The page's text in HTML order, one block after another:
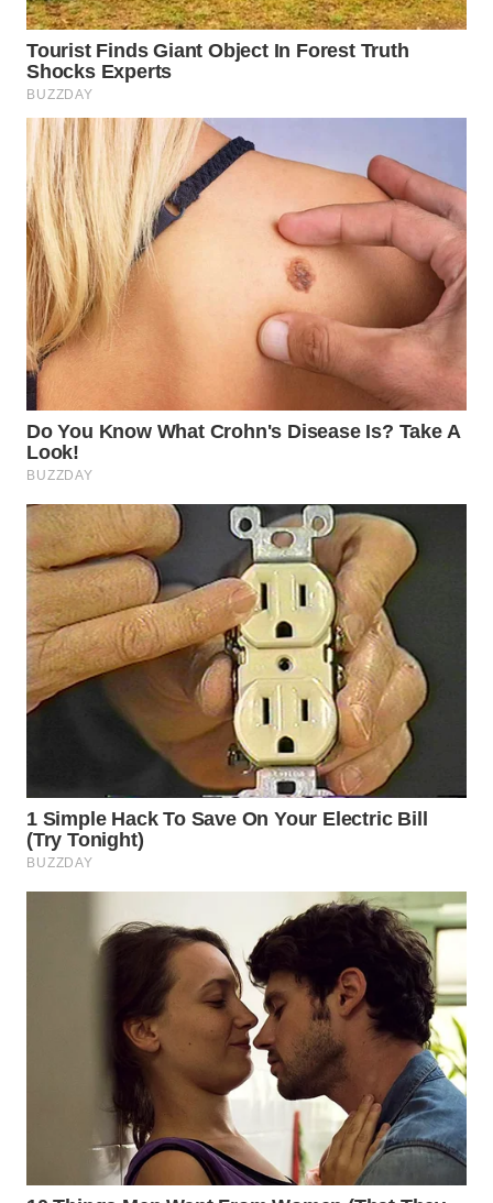
WN
SUBANG
WN
SUKABUMI
WN
PURWAKARTA
WN
PRIANGAN
TIMUR
WN
WN
SOLO
WN
BOROBUDUR
WN
MADURA
WN
SURABAYA
WN
BINTAN
MANDALIKA
LABUANBAJO
BORNEO